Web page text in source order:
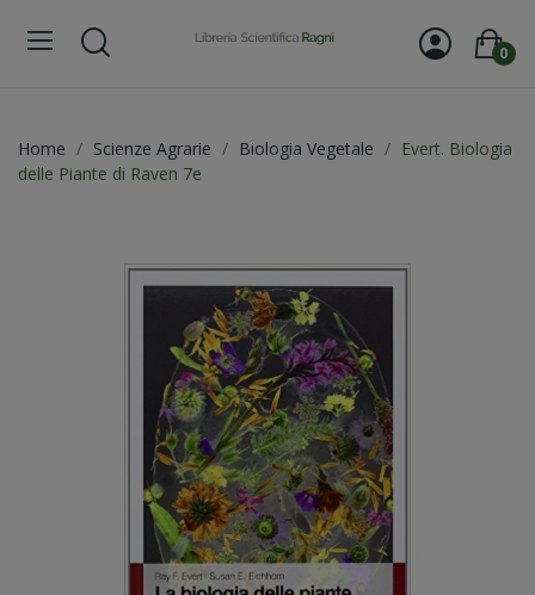
0
Home Scienze Agrarie Biologia Vegetale
Evert. Biologia
delle Piante di Raven 7e